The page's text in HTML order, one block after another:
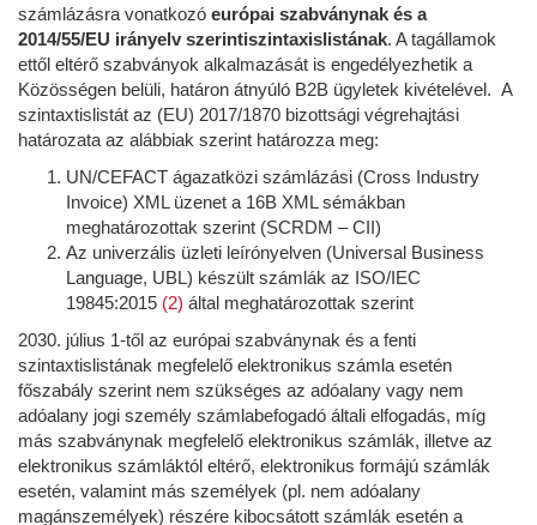
számlázásra vonatkozó európai szabványnak és a
2014/55/EU irányelv szerintiszintaxislistának. A tagállamok
ettől eltérő szabványok alkalmazását is engedélyezhetik a
Közösségen belüli, határon átnyúló B2B ügyletek kivételével. A
szintaxtislistát az (EU) 2017/1870 bizottsági végrehajtási
határozata az alábbiak szerint határozza meg:
UN/CEFACT ágazatközi számlázási (Cross Industry
Invoice) XML üzenet a 16B XML sémákban
meghatározottak szerint (SCRDM – CII)
Az univerzális üzleti leírónyelven (Universal Business
Language, UBL) készült számlák az ISO/IEC
19845:2015 (2) által meghatározottak szerint
2030. július 1-től az európai szabványnak és a fenti
szintaxtislistának megfelelő elektronikus számla esetén
főszabály szerint nem szükséges az adóalany vagy nem
adóalany jogi személy számlabefogadó általi elfogadás, míg
más szabványnak megfelelő elektronikus számlák, illetve az
elektronikus számláktól eltérő, elektronikus formájú számlák
esetén, valamint más személyek (pl. nem adóalany
magánszemélyek) részére kibocsátott számlák esetén a